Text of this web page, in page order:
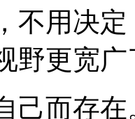
不用决
野更宽广
己而存